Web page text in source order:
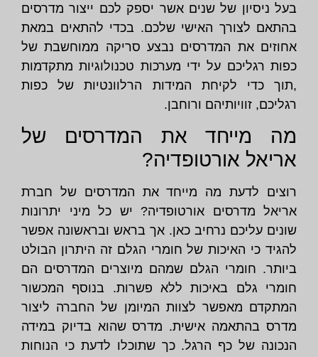
בעל ניסיון של שנים אשר יספק לכם ייצור מדרסים
בהתאם לצורך האישי שלכם. בכדי להתאים במאת
אחוזים את המדרסים נבצע סריקה ממוחשבת של
כפות רגליכם על ידי מערכות טכנולוגיות מתקדמות
,תוך כדי לקיחת המידות הרלוונטיות של כפות
רגליכם, זוויותיהם ורוחבן.
מה מייחד את המדרסים של
אריאל אורטופדיה?
רוצים לדעת מה מייחד את המדרסים של חברת
אריאל מדרסים אורטופדיה? יש כל מיני יתרונות
שונים עליכם נרחיב כאן. אך בראש ובראשונה אפשר
להגיד כי האיכות של חומרי הגלם זה היתרון הבולט
ביותר. חומרי הגלם שמהם מיוצרים המדרסים הם
חומרי גלם באיכות ללא פשרות. בנוסף המכשור
המתקדם מאפשר לצוות המיומן של החברה ליצור
מדרס בהתאמה אישית. מדרס שהוא בדיוק במידה
הנכונה של כף הרגל. כך שתוכלו לדעת כי הנוחות